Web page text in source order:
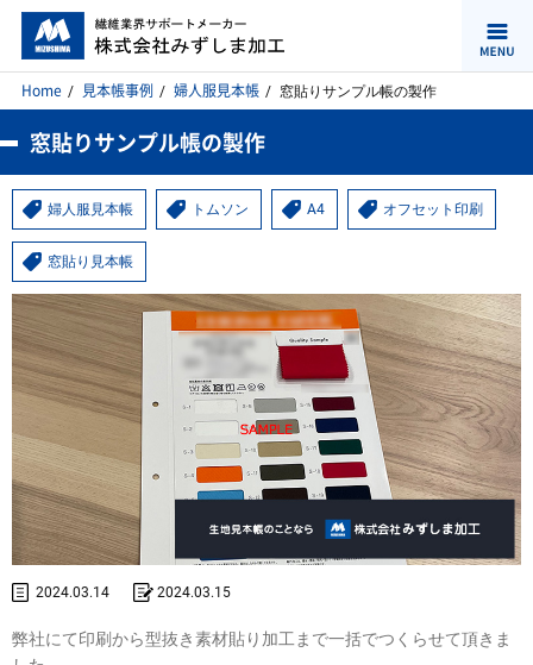
Home 見本帳事例 婦人服見本帳 窓貼りサンプル帳の製作
窓貼りサンプル帳の製作
婦人服見本帳 トムソン A4 オフセット印刷
窓貼り見本帳
2024.03.14 2024.03.15
弊社にて印刷から型抜き素材貼り加工まで一括でつくらせて頂きま